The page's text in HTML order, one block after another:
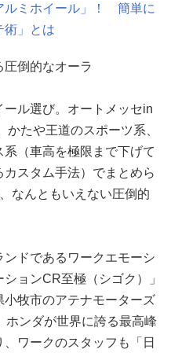
ルミホイール」！ 簡単に
術」とは
倒的なオーラ
ル選び。オートメッセin
たや王道のスポーツ系、
（車高を極限まで下げて
スタム手法）でまとめら
なんともいえない圧倒的
ドであるワークエモーシ
ョンCR至極（シゴク）」
牧市のアテナモーターズ
ホンダが世界に誇る最高峰
ワークのスタッフも「日